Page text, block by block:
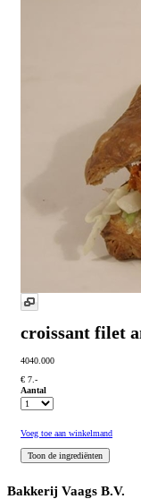
croissant filet
4040.000
€ 7.-
Aantal
Voeg toe aan winkelmand
Bakkerij Vaags B.V.